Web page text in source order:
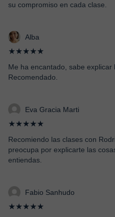
su compromiso en cada clase.
Alba
★★★★★
Me ha encantado, sabe explicar
Recomendado.
Eva Gracia Marti
★★★★★
Recomiendo las clases con
preocupa por explicarte las
entiendas.
Fabio Sanhudo
★★★★★